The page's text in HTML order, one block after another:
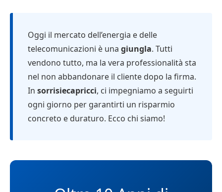
Oggi il mercato dell’energia e delle
telecomunicazioni è una giungla. Tutti
vendono tutto, ma la vera professionalità sta
nel non abbandonare il cliente dopo la firma.
In sorrisiecapricci, ci impegniamo a seguirti
ogni giorno per garantirti un risparmio
concreto e duraturo. Ecco chi siamo!